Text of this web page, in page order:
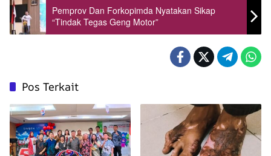
Pemprov Dan Forkopimda Nyatakan Sikap
“Tindak Tegas Geng Motor”
Pos Terkait